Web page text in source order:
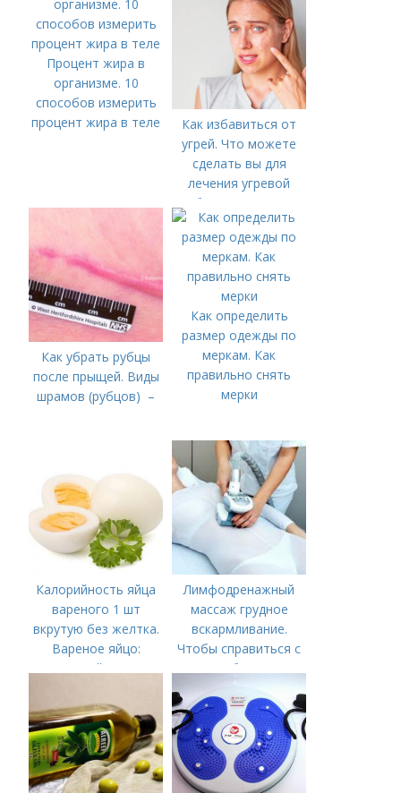
Процент жира в
организме. 10
способов измерить
процент жира в теле
Как избавиться от
угрей. Что можете
сделать вы для
лечения угревой
болезни (акне)
Как убрать рубцы
после прыщей. Виды
шрамов (рубцов) –
Как определить
размер одежды по
меркам. Как
правильно снять
мерки
Калорийность яйца
вареного 1 шт
вкрутую без желтка.
Вареное яйцо:
калорийность
Лимфодренажный
массаж грудное
вскармливание.
Чтобы справиться с
нагрубанием,
необходимо
предпринять
следующие действия: